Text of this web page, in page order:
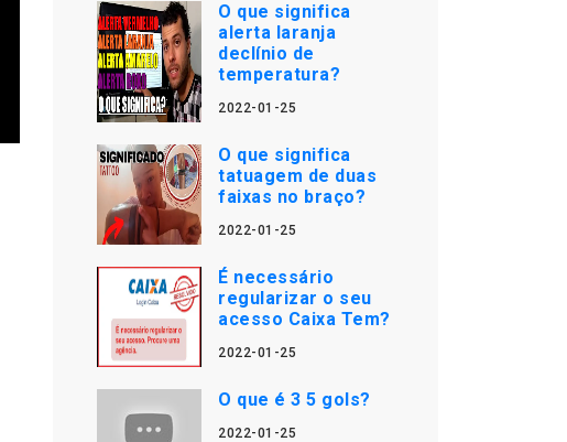
O que significa
alerta laranja
declínio de
temperatura?
2022-01-25
O que significa
tatuagem de duas
faixas no braço?
2022-01-25
É necessário
regularizar o seu
acesso Caixa Tem?
2022-01-25
O que é 3 5 gols?
2022-01-25